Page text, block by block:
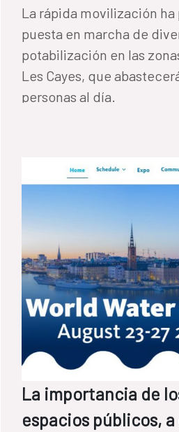
Cuesta Francisco, y el
de la Cooperación
Manuel Alba Cano, para
las áreas más afectadas
Allí se sumaron a una
Unión Europea y
visita a las unidades de
puestas en marcha por
mantuvieron diversas
autoridades locales para
profundidad el
instalaciones y los
potabilización de aguas
visitaron las
el Hambre en Camp Perrin. TRABAJO
paralelo al despliegue de
AECID sigue trabajando
La rápida movilización
puesta en marcha de
potabilización en las
Les Cayes, que
personas al día.
La importancia de
espacios públicos,